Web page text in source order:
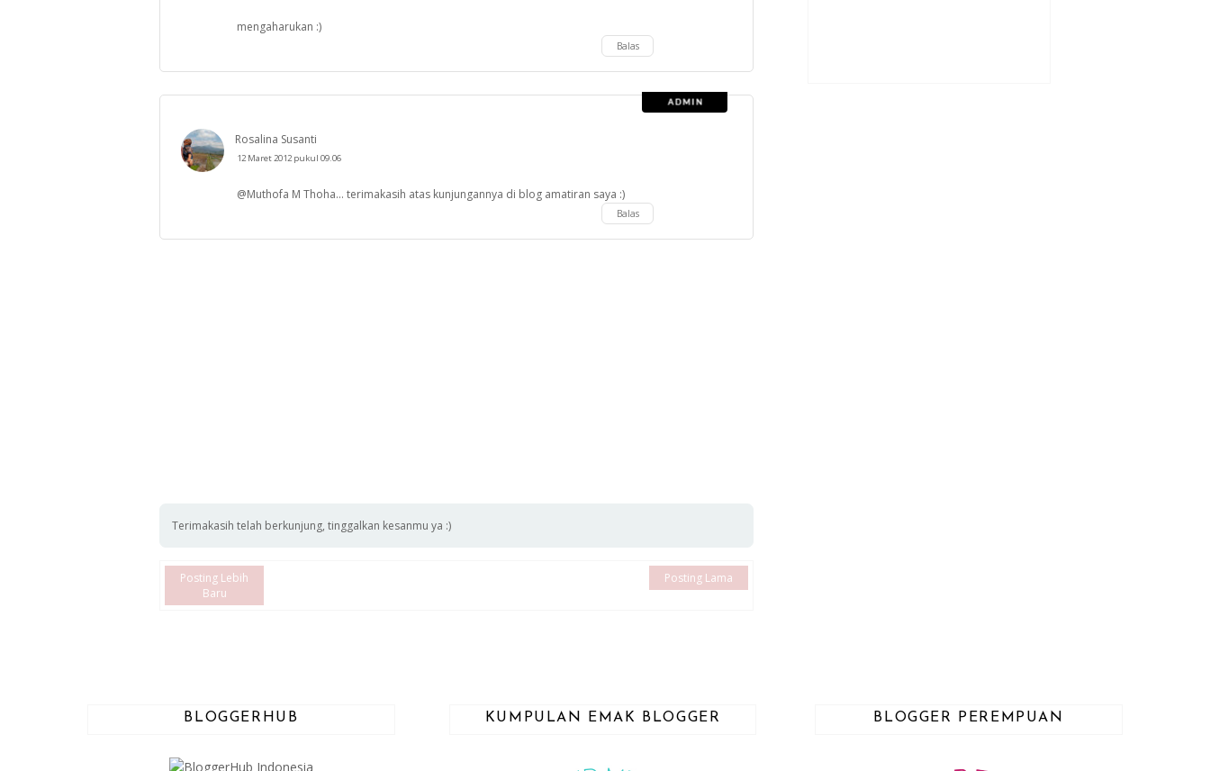
mengaharukan :)
Balas
Rosalina Susanti
12 Maret 2012 pukul 09.06
@Muthofa M Thoha... terimakasih atas kunjungannya di blog amatiran saya :)
Balas
Terimakasih telah berkunjung, tinggalkan kesanmu ya :)
Posting Lebih
Baru
Posting Lama
BLOGGERHUB KUMPULAN EMAK BLOGGER BLOGGER PEREMPUAN